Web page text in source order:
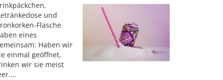
und
Flasche
eines
Haben wir
einmal geöffnet,
wir sie meist